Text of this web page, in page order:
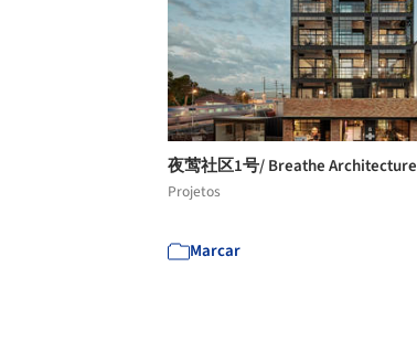
夜莺社区1号/ Breathe Architecture
Projetos
Marcar